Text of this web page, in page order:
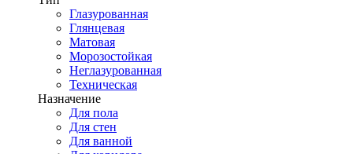
Глазурованная
Глянцевая
Матовая
Морозостойкая
Неглазурованная
Техническая
Назначение
Для пола
Для стен
Для ванной